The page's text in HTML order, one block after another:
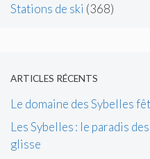
Stations de ski (368)
ARTICLES RÉCENTS
Le domaine des Sybelles
Les Sybelles : le paradis
glisse